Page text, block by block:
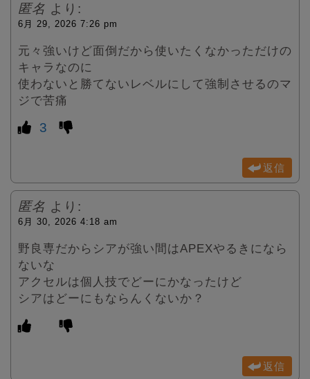
匿名 より:
6月 29, 2026 7:26 pm
元々強いけど面倒だから使いたくなかっただけの
キャラなのに
使わないと勝てないレベルにして強制させるのマ
ジで苦痛
3
返信
匿名 より:
6月 30, 2026 4:18 am
野良専だからシアが強い間はAPEXやるきになら
ないな
アクセルは個人技でどーにかなったけど
シアはどーにもならんくないか？
返信